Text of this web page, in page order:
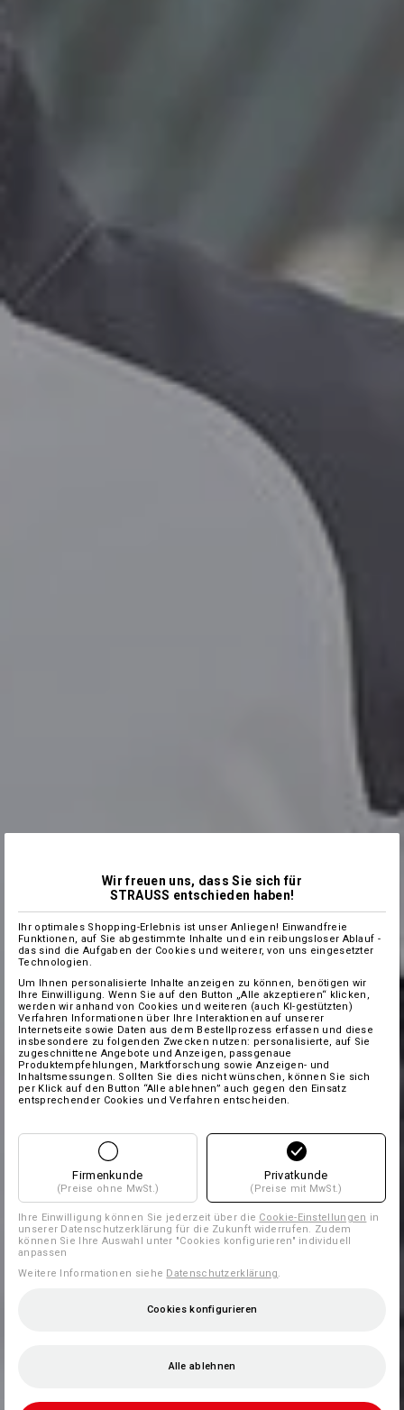
Wir freuen uns, dass Sie sich für
STRAUSS entschieden haben!
Ihr optimales Shopping-Erlebnis ist unser Anliegen! Einwandfreie
Funktionen, auf Sie abgestimmte Inhalte und ein reibungsloser Ablauf -
das sind die Aufgaben der Cookies und weiterer, von uns eingesetzter
Technologien.
Um Ihnen personalisierte Inhalte anzeigen zu können, benötigen wir
Ihre Einwilligung. Wenn Sie auf den Button „Alle akzeptieren“ klicken,
werden wir anhand von Cookies und weiteren (auch KI-gestützten)
Verfahren Informationen über Ihre Interaktionen auf unserer
Internetseite sowie Daten aus dem Bestellprozess erfassen und diese
insbesondere zu folgenden Zwecken nutzen: personalisierte, auf Sie
zugeschnittene Angebote und Anzeigen, passgenaue
Produktempfehlungen, Marktforschung sowie Anzeigen- und
Inhaltsmessungen. Sollten Sie dies nicht wünschen, können Sie sich
per Klick auf den Button “Alle ablehnen” auch gegen den Einsatz
entsprechender Cookies und Verfahren entscheiden.
Firmenkunde
(Preise ohne MwSt.)
Privatkunde
(Preise mit MwSt.)
Ihre Einwilligung können Sie jederzeit über die Cookie-Einstellungen in
unserer Datenschutzerklärung für die Zukunft widerrufen. Zudem
können Sie Ihre Auswahl unter "Cookies konfigurieren" individuell
anpassen
Weitere Informationen siehe Datenschutzerklärung.
Cookies konfigurieren
Alle ablehnen